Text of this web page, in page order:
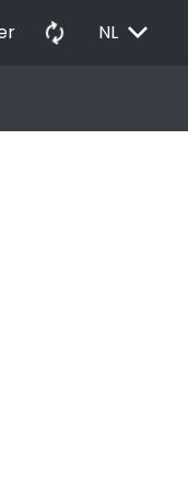
autorenew NL EXPAND_MORE